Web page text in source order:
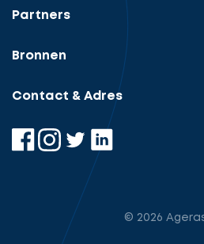
Partners
Bronnen
Contact & Adres
© 2026